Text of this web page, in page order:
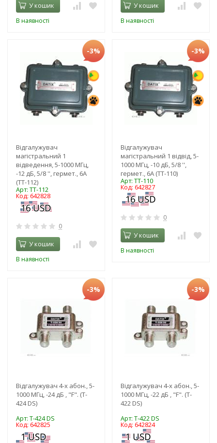
У кошик
В наявності
У кошик
В наявності
-3%
Відгалужувач
магістральний 1
відведення, 5-1000 МГц,
-12 дБ, 5/8 '', гермет., 6А
(TT-112)
Арт: TT-112
Код: 642828
0
У кошик
В наявності
-3%
Відгалужувач
магістральний 1 відвід, 5-
1000 МГц, -10 дБ, 5/8 '',
гермет., 6А (TT-110)
Арт: TT-110
Код: 642827
0
У кошик
В наявності
-3%
Відгалужувач 4-х абон., 5-
1000 МГц, -24 дБ , "F". (T-
424 DS)
Арт: T-424 DS
Код: 642825
-3%
Відгалужувач 4-х абон., 5-
1000 МГц, -22 дБ , "F". (T-
422 DS)
Арт: T-422 DS
Код: 642824